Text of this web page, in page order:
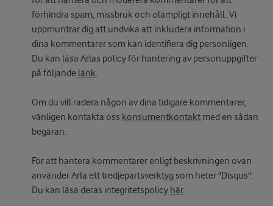
förhindra spam, missbruk och olämpligt innehåll. Vi
uppmuntrar dig att undvika att inkludera information i
dina kommentarer som kan identifiera dig personligen.
Du kan läsa Arlas policy för hantering av personuppgifter
på följande länk.
Om du vill radera någon av dina tidigare kommentarer,
vänligen kontakta oss konsumentkontakt med en sådan
begäran.
För att hantera kommentarer enligt beskrivningen ovan
använder Arla ett tredjepartsverktyg som heter "Disqus".
Du kan läsa deras integritetspolicy här.